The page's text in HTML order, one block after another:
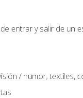
entrar y salir de un
/ humor, textiles,